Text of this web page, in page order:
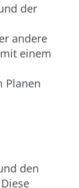
der
andere
einem
Planen
den